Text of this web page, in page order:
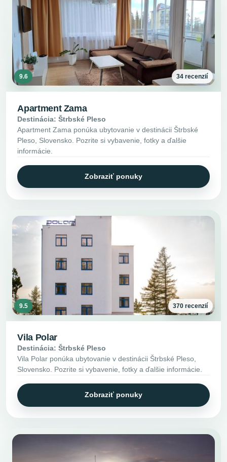
9.6 34 recenzií
Apartment Zama
Destinácia: Štrbské Pleso
Apartment Zama ponúka ubytovanie v destinácii Štrbské
Pleso, Slovensko. Pozrite si vybavenie, fotky a ďalšie
informácie.
Zobraziť ponuky
9.5 370 recenzií
Vila Polar
Destinácia: Štrbské Pleso
Vila Polar ponúka ubytovanie v destinácii Štrbské Pleso,
Slovensko. Pozrite si vybavenie, fotky a ďalšie informácie.
Zobraziť ponuky